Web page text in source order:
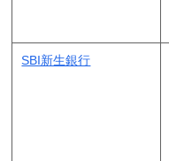
SBI新生銀行